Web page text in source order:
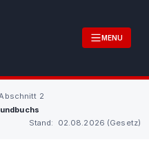
MENU
2
Stand: 02.08.2026 (Gesetz)